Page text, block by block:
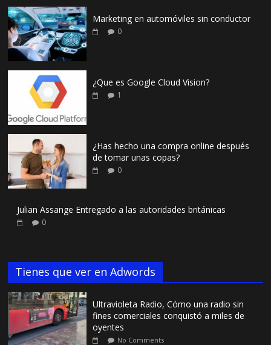
Marketing en automóviles sin conductor
0
¿Que es Google Cloud Vision?
1
¿Has hecho una compra online después
de tomar unas copas?
0
Julian Assange Entregado a las autoridades británicas
0
Tienes que ver en Adwords
Ultravioleta Radio, Cómo una radio sin
fines comerciales conquistó a miles de
oyentes
No Comments